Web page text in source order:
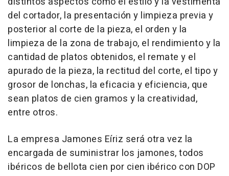
del cortador, la presentación y limpieza previa y
posterior al corte de la pieza, el orden y la
limpieza de la zona de trabajo, el rendimiento y la
cantidad de platos obtenidos, el remate y el
apurado de la pieza, la rectitud del corte, el tipo y
grosor de lonchas, la eficacia y eficiencia, que
sean platos de cien gramos y la creatividad,
entre otros.
La empresa Jamones Eíriz será otra vez la
encargada de suministrar los jamones, todos
ibéricos de bellota cien por cien ibérico con DOP